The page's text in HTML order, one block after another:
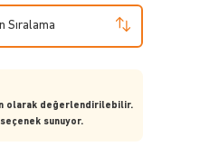
Sıralama
olarak değerlendirilebilir.
sunuyor.